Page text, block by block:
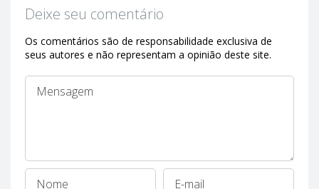
Deixe seu comentário
Os comentários são de responsabilidade exclusiva de
seus autores e não representam a opinião deste site.